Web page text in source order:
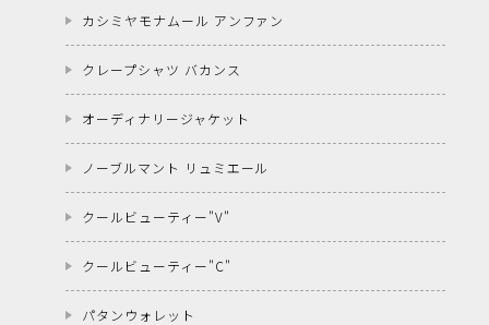
カシミヤモナムール アンファン
クレープシャツ バカンス
オーディナリージャケット
ノーブルマント リュミエール
クールビューティー"V"
クールビューティー"C"
パタンウォレット